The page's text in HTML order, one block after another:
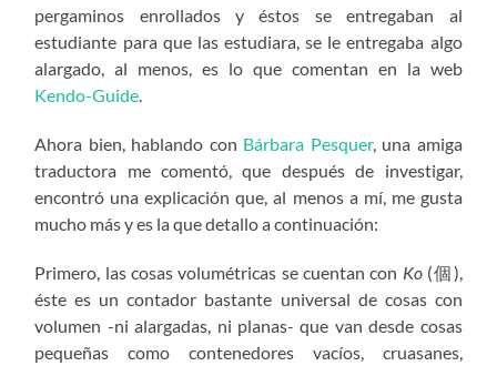
pergaminos enrollados y éstos se entregaban al
estudiante para que las estudiara, se le entregaba algo
alargado, al menos, es lo que comentan en la web
Kendo-Guide
Ahora bien, hablando con Bárbara Pesquer, una amiga
traductora me comentó, que después de investigar,
encontró una explicación que, al menos a mí, me gusta
mucho más y es la que detallo a continuación:
Primero, las cosas volumétricas se cuentan con Ko(個),
éste es un contador bastante universal de cosas con
volumen -ni alargadas, ni planas- que van desde cosas
pequeñas como contenedores vacíos, cruasanes,